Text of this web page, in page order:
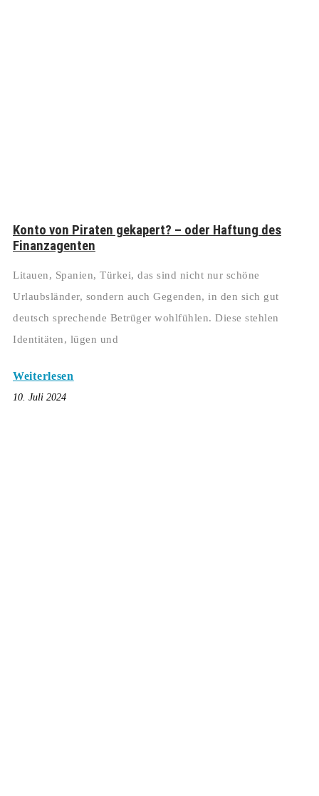
Konto von Piraten gekapert? – oder Haftung des
Finanzagenten
Litauen, Spanien, Türkei, das sind nicht nur schöne
Urlaubsländer, sondern auch Gegenden, in den sich gut
deutsch sprechende Betrüger wohlfühlen. Diese stehlen
Identitäten, lügen und
Weiterlesen
10. Juli 2024